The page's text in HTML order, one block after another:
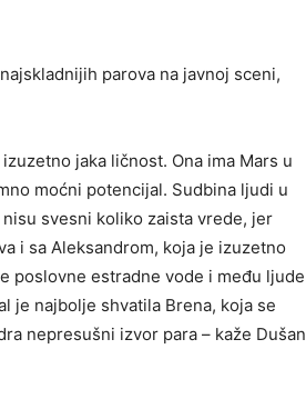
parova na javnoj sceni,
jaka ličnost. Ona ima Mars u
moćni potencijal. Sudbina ljudi u
svesni koliko zaista vrede, jer
i sa Aleksandrom, koja je izuzetno
poslovne estradne vode i među ljude
je najbolje shvatila Brena, koja se
nepresušni izvor para – kaže Dušan